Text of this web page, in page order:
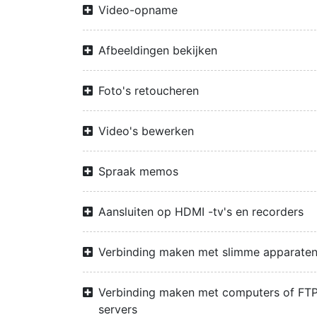
Video-opname
Afbeeldingen bekijken
Foto's retoucheren
Video's bewerken
Spraak memos
Aansluiten op HDMI -tv's en recorders
Verbinding maken met slimme apparaten
Verbinding maken met computers of
servers